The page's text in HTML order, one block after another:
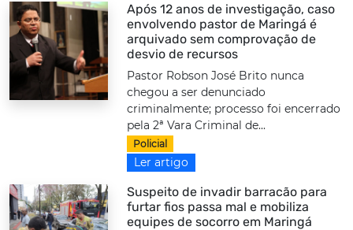
Após 12 anos de investigação, caso
envolvendo pastor de Maringá é
arquivado sem comprovação de
desvio de recursos
Pastor Robson José Brito nunca
chegou a ser denunciado
criminalmente; processo foi encerrado
pela 2ª Vara Criminal de...
Policial
Ler artigo
Suspeito de invadir barracão para
furtar fios passa mal e mobiliza
equipes de socorro em Maringá